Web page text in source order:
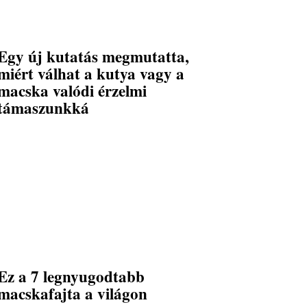
új kutatás megmutatta,
válhat a kutya vagy a
valódi érzelmi
a 7 legnyugodtabb
a világon